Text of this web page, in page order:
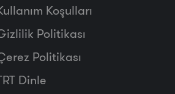
Koşulları
Politikası
Politikası
Dinle